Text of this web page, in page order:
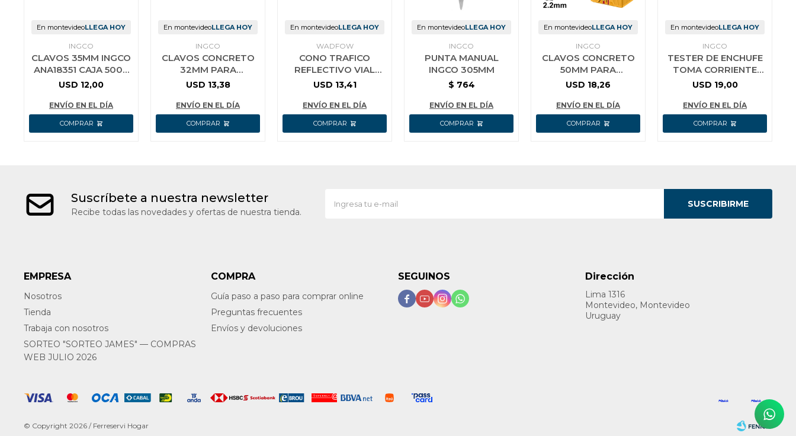
En montevideoLLEGA HOY
INGCO
CLAVOS 35MM INGCO
ANA18351 CAJA 5000
UNID
USD 12,00
ENVÍO EN EL DÍA
En montevideoLLEGA HOY
INGCO
CLAVOS CONCRETO
32MM PARA
CLAVADORA
USD 13,38
ENVÍO EN EL DÍA
En montevideoLLEGA HOY
WADFOW
CONO TRAFICO
REFLECTIVO VIAL
45CM WADFOW
USD 13,41
ENVÍO EN EL DÍA
En montevideoLLEGA HOY
INGCO
PUNTA MANUAL
INGCO 305MM
$ 764
ENVÍO EN EL DÍA
En montevideoLLEGA HOY
INGCO
CLAVOS CONCRETO
50MM PARA
CLAVADORA
USD 18,26
ENVÍO EN EL DÍA
En montevideoLLEGA HOY
INGCO
TESTER DE ENCHUFE
TOMA CORRIENTE
VDE PLUG LCD
HESST30011
USD 19,00
ENVÍO EN EL DÍA
Suscríbete a nuestra newsletter
Recibe todas las novedades y ofertas de nuestra tienda.
SUSCRIBIRME
EMPRESA
Nosotros
Tienda
Trabaja con nosotros
SORTEO "SORTEO JAMES" — COMPRAS
WEB JULIO 2026
COMPRA
Guía paso a paso para comprar online
Preguntas frecuentes
Envíos y devoluciones
Dirección
Lima 1316
Montevideo, Montevideo
Uruguay
SEGUINOS
   
© Copyright 2026 / Ferreservi Hogar